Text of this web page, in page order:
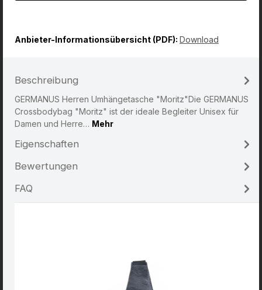
Anbieter-Informationsübersicht (PDF): Download
Beschreibung
GERMANUS Herren Umhängetasche "Moritz"Die GERMANUS
Crossbodybag "Moritz" ist der ideale Begleiter Unisex für
Damen und Herre… Mehr
Eigenschaften
Bewertungen
FAQ